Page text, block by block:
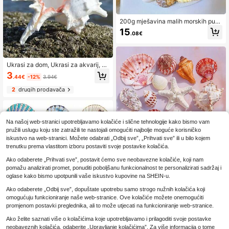
Ukrasi za dom, Ukrasi za akvarij, U
krasi za dnevni boravak, Dekoracij
a za dom Tisuću ručnih puževa, kri
zantemskih puževa, prirodnih školj
ki, ukrasa za akvarij, krajolik za akv
ras za dom, krajolik za ocean, ukras
blagdanski ukrasi, naljepnice za zi
d, ukrasi
3.44€ -12% 3.94€
2drugih prodavača
200g mješavina malih morskih puž
eva | Više kombinacija malih morski
h puževa - nasumične boje i uzorci
ribnjaka, DIY kućna viseća dekorac
ija od morskih školjki i zamjena oklo
pa za pustinjake
15.08€
Različite vrste školjki za plažu, šare
ne prirodne školjke za dekoraciju z
a zabavu i vjenčanje, prirodne školj
ževa, školjke rakova, akvarij, dekor
acija krajolika, ormarić, kućni ured,
dekoracija bogatstva, žardinjera za
kom stilu, morski krajolik, DIY rukot
6.92€
Na našoj web-stranici upotrebljavamo kolačiće i slične tehnologije kako bismo vam
pružili uslugu koju ste zatražili te nastojali omogućiti najbolje moguće korisničko
iskustvo na web-stranici. Možete odabrati „Odbij sve”, „Prihvati sve” ili u bilo kojem
trenutku prema vlastitom izboru postaviti svoje postavke kolačića.
Ako odaberete „Prihvati sve”, postavit ćemo sve neobavezne kolačiće, koji nam
pomažu analizirati promet, ponuditi poboljšanu funkcionalnost te personalizirati sadržaj i
oglase kako bismo upotpunili vaše iskustvo kupovine na SHEIN-u.
Ako odaberete „Odbij sve”, dopuštate upotrebu samo strogo nužnih kolačića koji
omogućuju funkcioniranje naše web-stranice. Ove kolačiće možete onemogućiti
promjenom postavki preglednika, ali to može utjecati na funkcioniranje web-stranice.
Ako želite saznati više o kolačićima koje upotrebljavamo i prilagoditi svoje postavke
neobaveznih kolačića, odaberite „Upravljanje kolačićima”. Za više informacija o tome